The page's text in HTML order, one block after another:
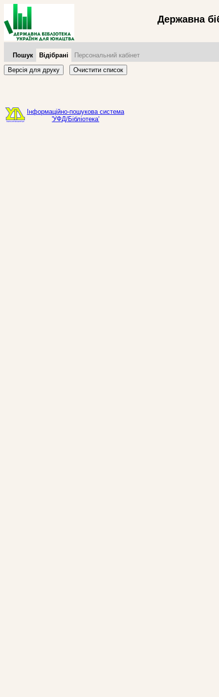
Державна
Пошук Відібрані
Персональний кабінет
Версія для друку
Очистити список
Інформаційно-пошукова система
'УФД/Бібліотека'